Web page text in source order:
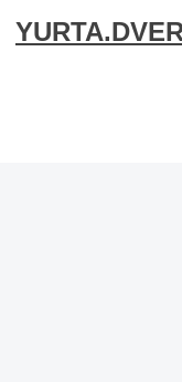
YURTA.DVERI